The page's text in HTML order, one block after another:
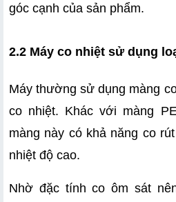
góc cạnh của sản phẩm.
2.2 Máy co nhiệt sử dụng
Máy thường sử dụng màng
co nhiệt. Khác với màng
màng này có khả năng co
nhiệt độ cao.
Nhờ đặc tính co ôm sát